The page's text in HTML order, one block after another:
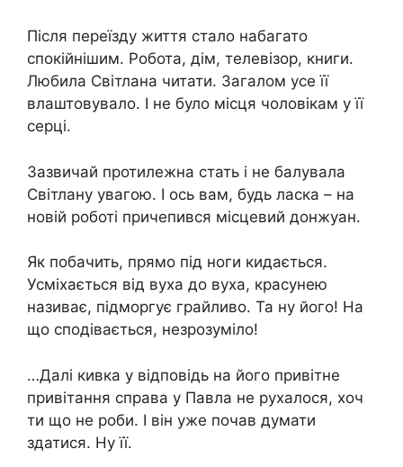
Після переїзду життя стало набагато
спокійнішим. Робота, дім, телевізор, книги.
Любила Світлана читати. Загалом усе її
влаштовувало. І не було місця чоловікам у її
серці.
Зазвичай протилежна стать і не балувала
Світлану увагою. І ось вам, будь ласка – на
новій роботі причепився місцевий донжуан.
Як побачить, прямо під ноги кидається.
Усміхається від вуха до вуха, красунею
називає, підморгує грайливо. Та ну його! На
що сподівається, незрозуміло!
…Далі кивка у відповідь на його привітне
привітання справа у Павла не рухалося, хоч
ти що не роби. І він уже почав думати
здатися. Ну її.